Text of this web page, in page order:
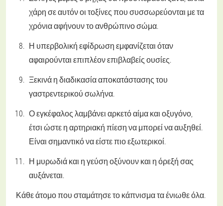
χάρη σε αυτόν οι τοξίνες που συσσωρεύονται με τα
χρόνια αφήνουν το ανθρώπινο σώμα.
Η υπερβολική εφίδρωση εμφανίζεται όταν
αφαιρούνται επιπλέον επιβλαβείς ουσίες.
Ξεκινά η διαδικασία αποκατάστασης του
γαστρεντερικού σωλήνα.
Ο εγκέφαλος λαμβάνει αρκετό αίμα και οξυγόνο,
έτσι ώστε η αρτηριακή πίεση να μπορεί να αυξηθεί.
Είναι σημαντικό να είστε πιο εξωτερικοί.
Η μυρωδιά και η γεύση οξύνουν και η όρεξή σας
αυξάνεται.
Κάθε άτομο που σταμάτησε το κάπνισμα τα ένιωθε όλα.